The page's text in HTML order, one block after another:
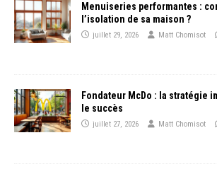
Menuiseries performantes :
l’isolation de sa maison ?
juillet 29, 2026 Matt Chomisot
Fondateur McDo : la stratégie
le succès
juillet 27, 2026 Matt Chomisot